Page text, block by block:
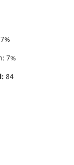
7%
84